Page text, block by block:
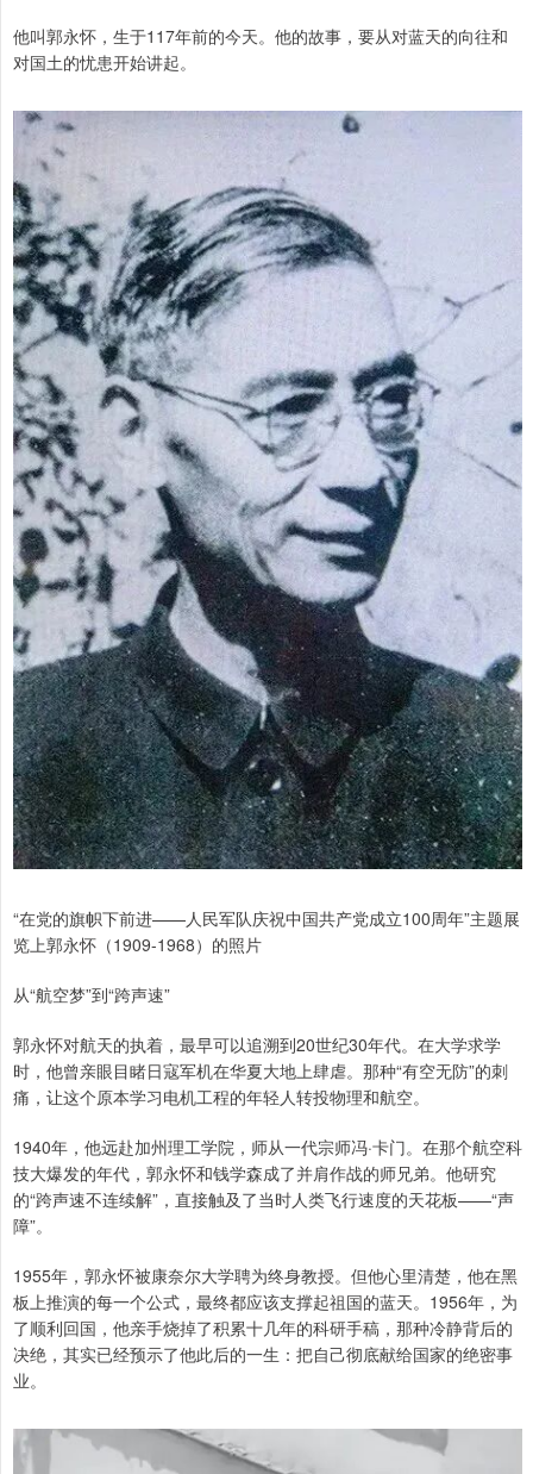
他叫郭永怀，生于117年前的今天。他的故事，要从对蓝天的向往和
对国土的忧患开始讲起。
“在党的旗帜下前进——人民军队庆祝中国共产党成立100周年”主题展
览上郭永怀（1909-1968）的照片
从“航空梦”到“跨声速”
郭永怀对航天的执着，最早可以追溯到20世纪30年代。在大学求学
时，他曾亲眼目睹日寇军机在华夏大地上肆虐。那种“有空无防”的刺
痛，让这个原本学习电机工程的年轻人转投物理和航空。
1940年，他远赴加州理工学院，师从一代宗师冯·卡门。在那个航空科
技大爆发的年代，郭永怀和钱学森成了并肩作战的师兄弟。他研究
的“跨声速不连续解”，直接触及了当时人类飞行速度的天花板——“声
障”。
1955年，郭永怀被康奈尔大学聘为终身教授。但他心里清楚，他在黑
板上推演的每一个公式，最终都应该支撑起祖国的蓝天。1956年，为
了顺利回国，他亲手烧掉了积累十几年的科研手稿，那种冷静背后的
决绝，其实已经预示了他此后的一生：把自己彻底献给国家的绝密事
业。